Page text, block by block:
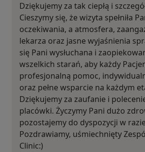
Dziękujemy za tak ciepłą i
Cieszymy się, że wizyta spełniła
oczekiwania, a atmosfera,
lekarza oraz jasne wyjaśnienia
się Pani wysłuchana i
wszelkich starań, aby każdy
profesjonalną pomoc,
oraz pełne wsparcie na każdym
Dziękujemy za zaufanie i
placówki. Życzymy Pani dużo
pozostajemy do dyspozycji w
Pozdrawiamy, uśmiechnięty
Clinic:)